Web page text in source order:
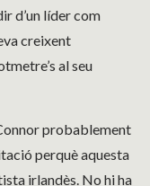
d’un líder com
creixent
al seu
probablement
perquè aquesta
irlandès. No hi ha